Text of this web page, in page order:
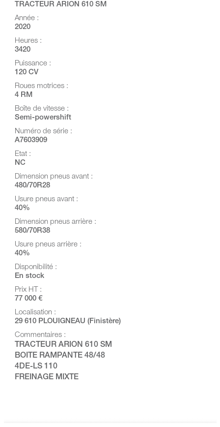
TRACTEUR ARION 610 SM
Année :
2020
Heures :
3420
Puissance :
120 CV
Roues motrices :
4 RM
Boîte de vitesse :
Semi-powershift
Numéro de série :
A7603909
Etat :
NC
Dimension pneus avant :
480/70R28
Usure pneus avant :
40%
Dimension pneus arrière :
580/70R38
Usure pneus arrière :
40%
Disponibilité :
En stock
Prix HT :
77 000 €
Localisation :
29 610 PLOUIGNEAU (Finistère)
Commentaires :
TRACTEUR ARION 610 SM
BOITE RAMPANTE 48/48
4DE-LS 110
FREINAGE MIXTE